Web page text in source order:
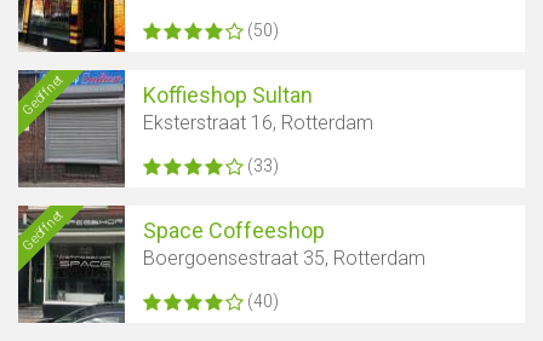
(50)
Geöffnet Koffieshop Sultan
Eksterstraat 16, Rotterdam
(33)
Geöffnet Space Coffeeshop
Boergoensestraat 35, Rotterdam
(40)